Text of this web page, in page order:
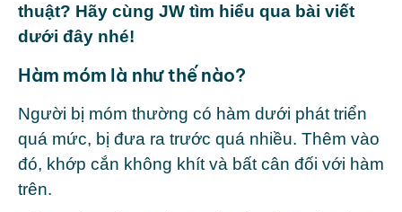
thuật? Hãy cùng JW tìm hiểu qua bài viết
dưới đây nhé!
Hàm móm là như thế nào?
Người bị móm thường có hàm dưới phát triển
quá mức, bị đưa ra trước quá nhiều. Thêm vào
đó, khớp cắn không khít và bất cân đối với hàm
trên.